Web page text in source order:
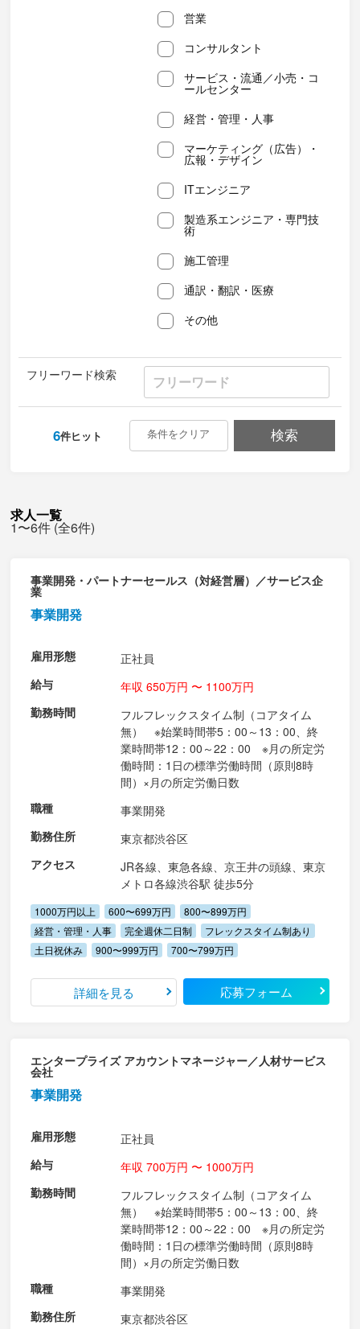
営業
コンサルタント
サービス・流通／小売・コ
ールセンター
経営・管理・人事
マーケティング（広告）・
広報・デザイン
ITエンジニア
製造系エンジニア・専門技
術
施工管理
通訳・翻訳・医療
その他
フリーワード検索
6件ヒット 条件をクリア 検索
求人一覧
1〜6件 (全6件)
事業開発・パートナーセールス（対経営層）／サービス企
業
事業開発
雇用形態
正社員
給与
年収 650万円 〜 1100万円
勤務時間
フルフレックスタイム制（コアタイム
無） ※始業時間帯5：00～13：00、終
業時間帯12：00～22：00 ※月の所定労
働時間：1日の標準労働時間（原則8時
間）×月の所定労働日数
職種
事業開発
勤務住所
東京都渋谷区
アクセス
JR各線、東急各線、京王井の頭線、東京
メトロ各線渋谷駅 徒歩5分
1000万円以上 600〜699万円
800〜899万円
経営・管理・人事
完全週休二日制
フレックスタイム制あり
土日祝休み
900〜999万円 700〜799万円
詳細を見る 応募フォーム
エンタープライズ アカウントマネージャー／人材サービス
会社
事業開発
雇用形態
正社員
給与
年収 700万円 〜 1000万円
勤務時間
フルフレックスタイム制（コアタイム
無） ※始業時間帯5：00～13：00、終
業時間帯12：00～22：00 ※月の所定労
働時間：1日の標準労働時間（原則8時
間）×月の所定労働日数
職種
事業開発
勤務住所
東京都渋谷区